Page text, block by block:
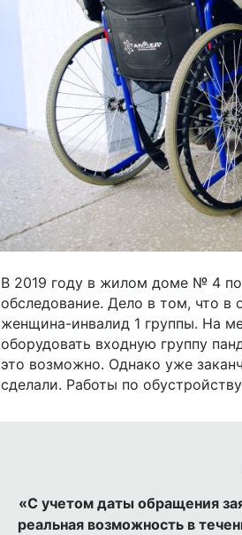
В 2019 году в жилом доме № 4
обследование. Дело в том, что в
женщина-инвалид 1 группы. На
оборудовать входную группу
это возможно. Однако уже
сделали. Работы по
«С учетом даты обращения
реальная возможность в